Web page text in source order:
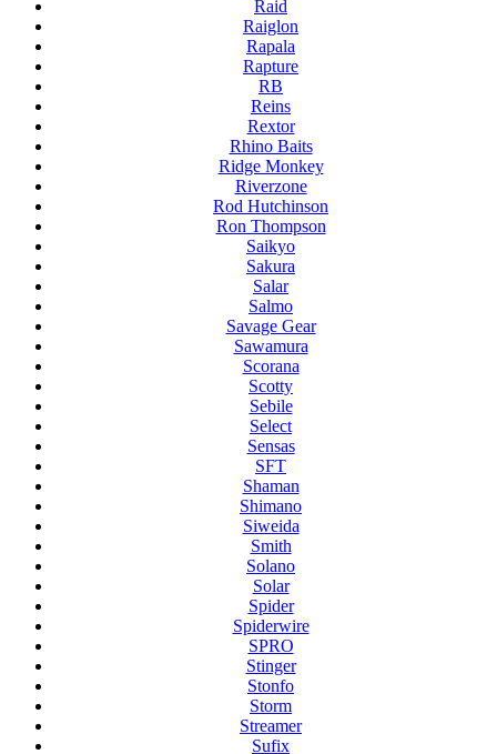
Raid
Raiglon
Rapala
Rapture
RB
Reins
Rextor
Rhino Baits
Ridge Monkey
Riverzone
Rod Hutchinson
Ron Thompson
Saikyo
Sakura
Salar
Salmo
Savage Gear
Sawamura
Scorana
Scotty
Sebile
Select
Sensas
SFT
Shaman
Shimano
Siweida
Smith
Solano
Solar
Spider
Spiderwire
SPRO
Stinger
Stonfo
Storm
Streamer
Sufix